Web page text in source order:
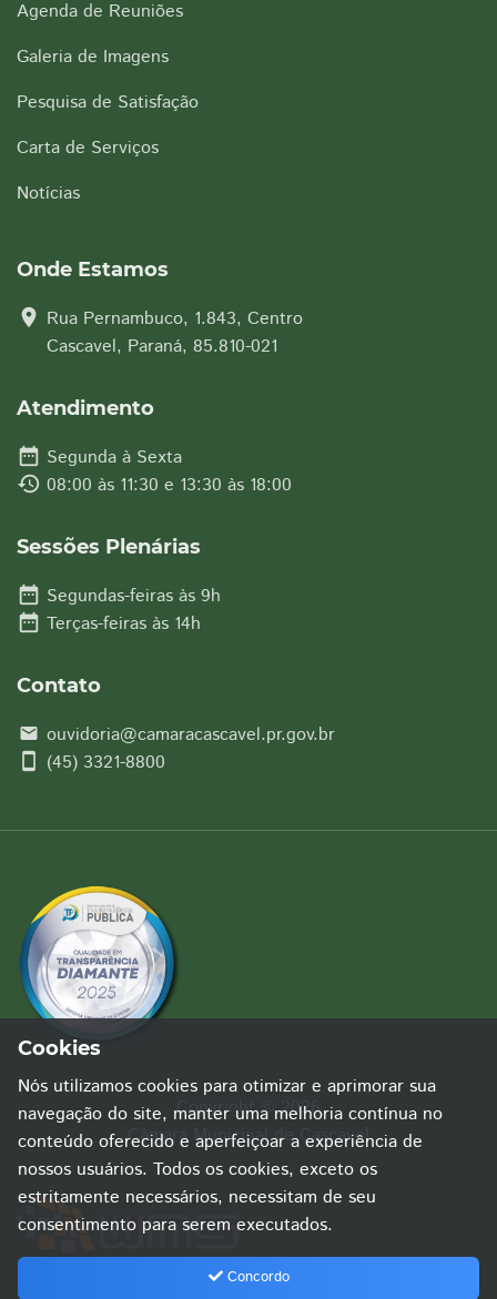
Agenda de Reuniões
Galeria de Imagens
Pesquisa de Satisfação
Carta de Serviços
Notícias
Onde Estamos
location_on Rua Pernambuco, 1.843, Centro
Cascavel, Paraná, 85.810-021
Atendimento
date_range Segunda à Sexta
history 08:00 às 11:30 e 13:30 às 18:00
Sessões Plenárias
date_range Segundas-feiras às 9h
date_range Terças-feiras às 14h
Contato
email ouvidoria@camaracascavel.pr.gov.br
smartphone (45) 3321-8800
Copyright © 2026
Câmara Municipal de Cascavel
Cookies
Nós utilizamos cookies para otimizar e aprimorar sua
navegação do site, manter uma melhoria contínua no
conteúdo oferecido e aperfeiçoar a experiência de
nossos usuários. Todos os cookies, exceto os
estritamente necessários, necessitam de seu
consentimento para serem executados.
Concordo